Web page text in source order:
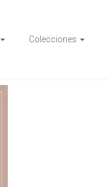
Colecciones